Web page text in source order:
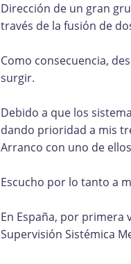
Dirección de un gran
través de la fusión de
Como consecuencia,
surgir.
Debido a que los
dando prioridad a mis
Arranco con uno de
Escucho por lo tanto a
En España, por primera
Supervisión Sistémica